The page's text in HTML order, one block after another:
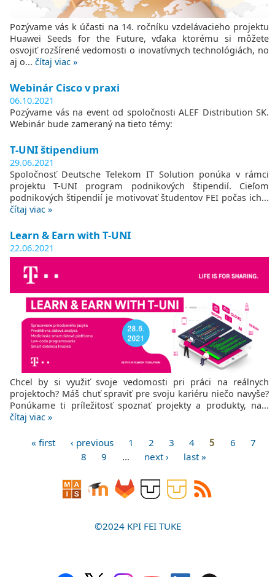
Pozývame vás k účasti na 14. ročníku vzdelávacieho projektu
Huawei Seeds for the Future, vďaka ktorému si môžete
osvojiť rozšírené vedomosti o inovatívnych technológiách, no
aj o... čítaj viac »
Webinár Cisco v praxi
06.10.2021
Pozývame vás na event od spoločnosti ALEF Distribution SK.
Webinár bude zameraný na tieto témy:
T-UNI štipendium
29.06.2021
Spoločnosť Deutsche Telekom IT Solution ponúka v rámci
projektu T-UNI program podnikových štipendií. Cieľom
podnikových štipendií je motivovať študentov FEI počas ich...
čítaj viac »
Learn & Earn with T-UNI
22.06.2021
Chcel by si využiť svoje vedomosti pri práci na reálnych
projektoch? Máš chuť spraviť pre svoju kariéru niečo navyše?
Ponúkame ti príležitosť spoznať projekty a produkty, na...
čítaj viac »
« first ‹ previous 1 2 3 4 5 6
7
8
9 … next › last »
©2024 KPI FEI TUKE